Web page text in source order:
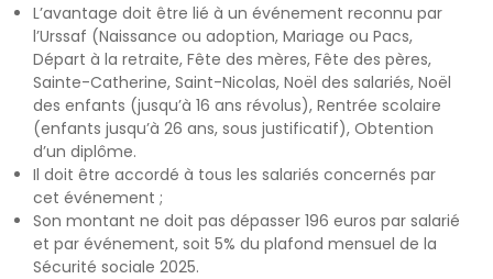
L’avantage doit être lié à un événement reconnu par
l’Urssaf (Naissance ou adoption, Mariage ou Pacs,
Départ à la retraite, Fête des mères, Fête des pères,
Sainte-Catherine, Saint-Nicolas, Noël des salariés, Noël
des enfants (jusqu’à 16 ans révolus), Rentrée scolaire
(enfants jusqu’à 26 ans, sous justificatif), Obtention
d’un diplôme.
Il doit être accordé à tous les salariés concernés par
cet événement ;
Son montant ne doit pas dépasser 196 euros par salarié
et par événement, soit 5% du plafond mensuel de la
Sécurité sociale 2025.